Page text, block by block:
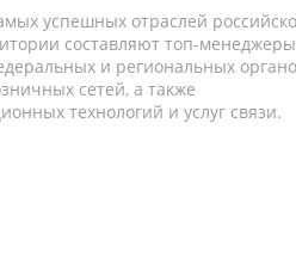
успешных отраслей
составляют топ-
и региональных
сетей, а также
технологий и услуг связи.